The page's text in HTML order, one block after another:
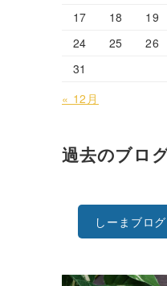
17
18 19
24
25 26
31
« 12月
過去のブロ
しーまブログ